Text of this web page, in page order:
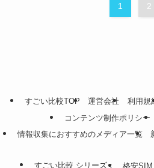
1 2
すごい比較TOP 運営会社 利用規
コンテンツ制作ポリシー
情報収集におすすめのメディア一覧
すごい比較 シリーズ： 格安SIM